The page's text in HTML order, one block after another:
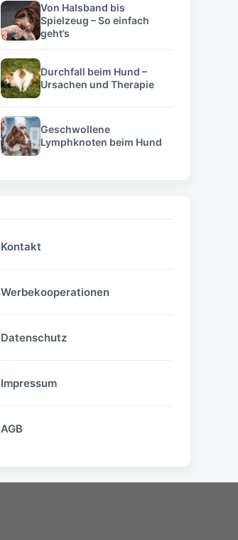
Von Halsband bis
Spielzeug – So einfach
geht’s
Durchfall beim Hund –
Ursachen und Therapie
Geschwollene
Lymphknoten beim Hund
Kontakt
Werbekooperationen
Datenschutz
Impressum
AGB